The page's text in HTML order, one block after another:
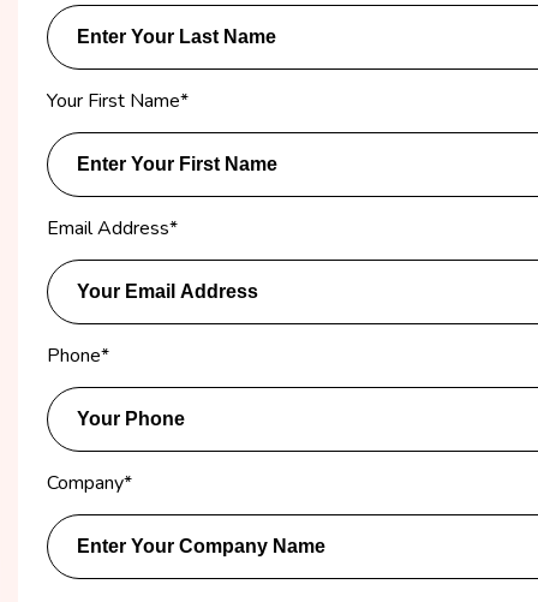
Your First Name*
Email Address*
Phone*
Company*